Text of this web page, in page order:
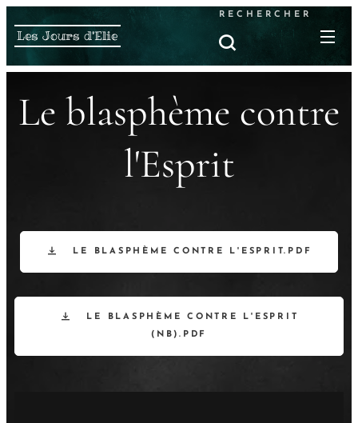
Les Jours d'Elie
RECHERCHER
Le blasphème contre
l'Esprit
LE BLASPHÈME CONTRE L'ESPRIT.PDF
LE BLASPHÈME CONTRE L'ESPRIT
(NB).PDF